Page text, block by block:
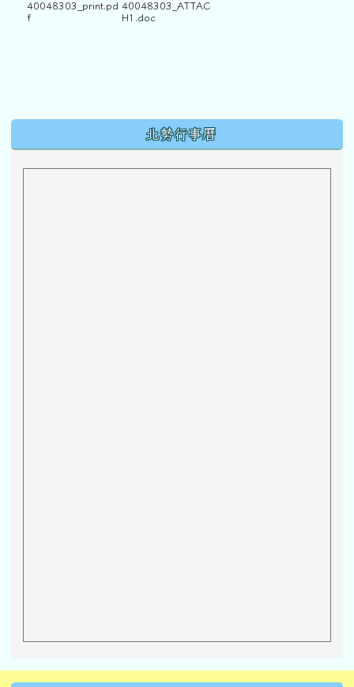
40048303_print.pd
f
40048303_ATTAC
H1.doc
北勢行事曆